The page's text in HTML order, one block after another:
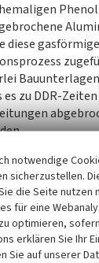
Bauunterlagen
zu DDR-Zeiten
notwendige
sicherzustellen.
die Seite nutzen
für eine
optimieren,
erklären Sie Ihr
Sie auf unserer